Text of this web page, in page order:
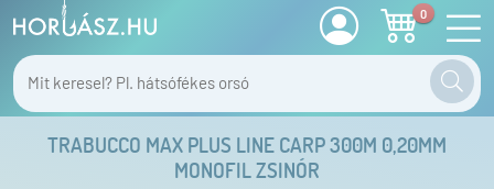
0
TRABUCCO MAX PLUS LINE CARP 300M 0,20MM
MONOFIL ZSINÓR